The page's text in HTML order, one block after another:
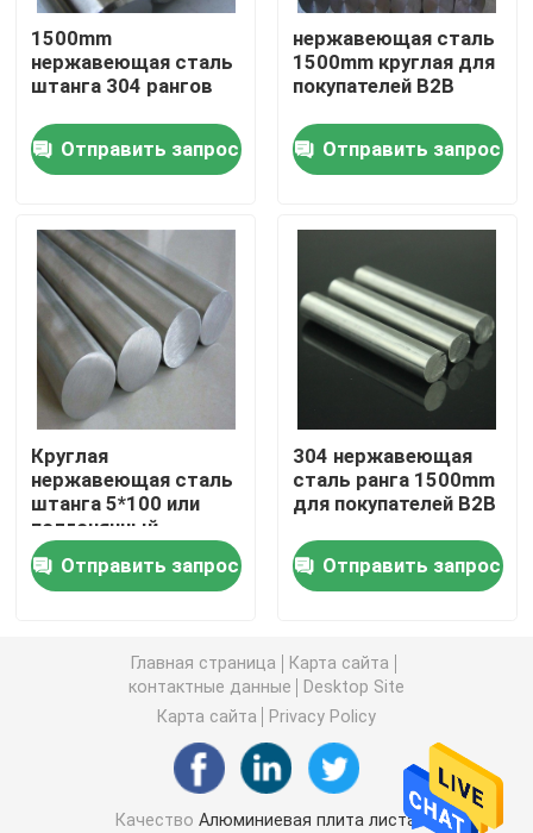
Свяжитесь мы
Спросите цитату
Плита листа нержавеющей стали
Плита стального листа углерода
Гальванизированная плита стального листа
Плита листовой меди
Алюминиевый круглый бар
алюминиевая прокладка катушки
Алюминиевая трубка трубы
Трубы из углеродистой стали
1500mm
нержавеющая сталь
штанга 304 рангов
Отправить запрос
нержавеющая сталь
1500mm круглая для
покупателей B2B
Отправить запрос
Круглая
нержавеющая сталь
штанга 5*100 или
подгонянный
диаметр
Отправить запрос
304 нержавеющая
сталь ранга 1500mm
для покупателей B2B
Отправить запрос
Главная страница
Карта сайта
контактные данные
Desktop Site
Карта сайта
Privacy Policy
КачествоАлюминиевая плита листа